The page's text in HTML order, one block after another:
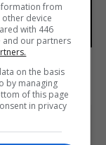
SettingsEnter
from
device
with 446
and our partners
on the basis
by managing
of this page
in privacy